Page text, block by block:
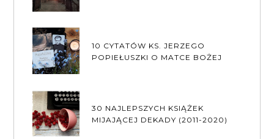
10 CYTATÓW KS. JERZEGO
POPIEŁUSZKI O MATCE BOŻEJ
30 NAJLEPSZYCH KSIĄŻEK
MIJAJĄCEJ DEKADY (2011-2020)